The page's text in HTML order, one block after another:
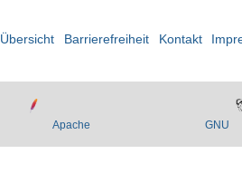
Übersicht Barrierefreiheit Kontakt
Apache GNU